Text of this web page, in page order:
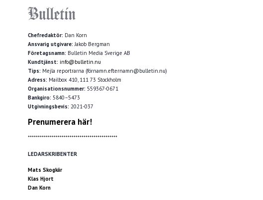
Chefredaktör: Dan Korn
Ansvarig utgivare: Jakob Bergman
Företagsnamn: Bulletin Media Sverige AB
Kundtjänst: info@bulletin.nu
Tips: Mejla reportrarna (förnamn.efternamn@bulletin.nu)
Adress: Mailbox 410, 111 73 Stockholm
Organisationsnummer: 559367-0671
Bankgiro: 5840–5473
Utgivningsbevis: 2021-037
Prenumerera här!
*********************************************
LEDARSKRIBENTER
Mats Skogkär
Klas Hjort
Dan Korn